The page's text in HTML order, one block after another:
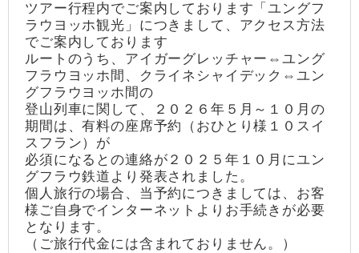
ツアー行程内でご案内しております「ユングフ
ラウヨッホ観光」につきまして、アクセス方法
でご案内しております
ルートのうち、アイガーグレッチャー⇔ユング
フラウヨッホ間、クライネシャイデック⇔ユン
グフラウヨッホ間の
登山列車に関して、２０２６年５月～１０月の
期間は、有料の座席予約（おひとり様１０スイ
スフラン）が
必須になるとの連絡が２０２５年１０月にユン
グフラウ鉄道より発表されました。
個人旅行の場合、当予約につきましては、お客
様ご自身でインターネットよりお手続きが必要
となります。
（ご旅行代金には含まれておりません。）